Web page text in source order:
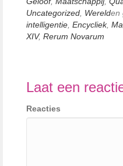
Uncategorized Werelden
intelligentie Encycliek,
XIV, Rerum Novarum
Laat een
Reacties